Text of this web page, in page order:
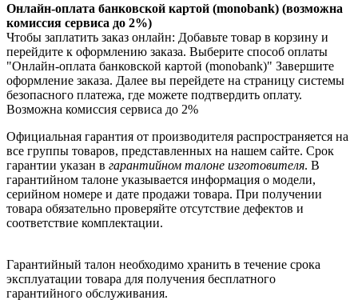
Онлайн-оплата банковской картой (monobank) (возможна
комиссия сервиса до 2%)
Чтобы заплатить заказ онлайн: Добавьте товар в корзину и
перейдите к оформлению заказа. Выберите способ оплаты
"Онлайн-оплата банковской картой (monobank)" Завершите
оформление заказа. Далее вы перейдете на страницу системы
безопасного платежа, где можете подтвердить оплату.
Возможна комиссия сервиса до 2%
Официальная гарантия от производителя распространяется на
все группы товаров, представленных на нашем сайте. Срок
гарантии указан в гарантийном талоне изготовителя. В
гарантийном талоне указывается информация о модели,
серийном номере и дате продажи товара. При получении
товара обязательно проверяйте отсутствие дефектов и
соответствие комплектации.
Гарантийный талон необходимо хранить в течение срока
эксплуатации товара для получения бесплатного
гарантийного обслуживания.